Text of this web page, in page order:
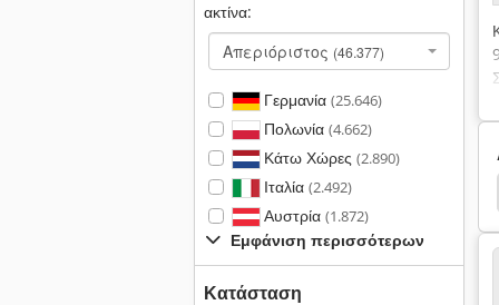
ακτίνα:
Απεριόριστος (46.377)
Γερμανία (25.646)
Πολωνία (4.662)
Κάτω Χώρες (2.890)
Ιταλία (2.492)
Αυστρία (1.872)
Εμφάνιση περισσότερων
Κατάσταση
Combima Ima Combima